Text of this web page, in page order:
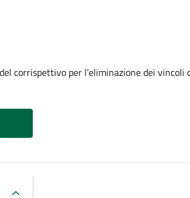
corrispettivo per l’eliminazione dei vincoli